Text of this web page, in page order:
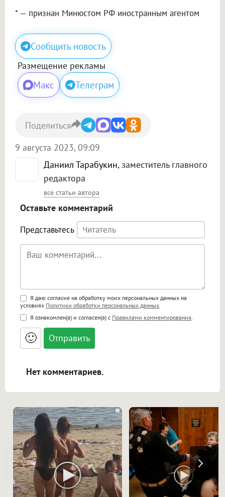
* — признан Минюстом РФ иностранным агентом
Сообщить новость
Размещение рекламы
Макс Телеграм
Даниил Тарабукин, заместитель главного
редактора
все статьи автора
9 августа 2023, 09:09
Поделиться
Оставьте комментарий
Представьтесь
Поддержка HTML
<b>, <strong>, <u>, <i>, <em>, <s>, <big>,
<small>, <sup>, <sub>, <pre>, <ul>, <ol>, <li>,
<blockquote>, <code> экранирует HTML,
адреса URL автоматически становятся
ссылками, и [img]адрес[/img] будет
Я даю согласие на обработку моих персональных данных на
условиях Политики обработки персональных данных
Я ознакомлен(а) и согласен(а) с Правилами комментирования
🙂
Нет комментариев.
i